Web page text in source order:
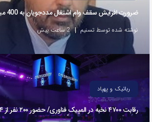
دوستان
خود
اشتراک
کپی
لینک
ضرورت افزایش سقف وام اشتغال مددجویان به 400 میلیون تومان
نوشته شده توسط تسنیم 2 ساعت پیش
رباتیک و پهپاد
رقابت ۴۷۰۰ نخبه در المپیک فناوری/ حضور ۲۰۰ نفر از ۱۴ کشور دنیا